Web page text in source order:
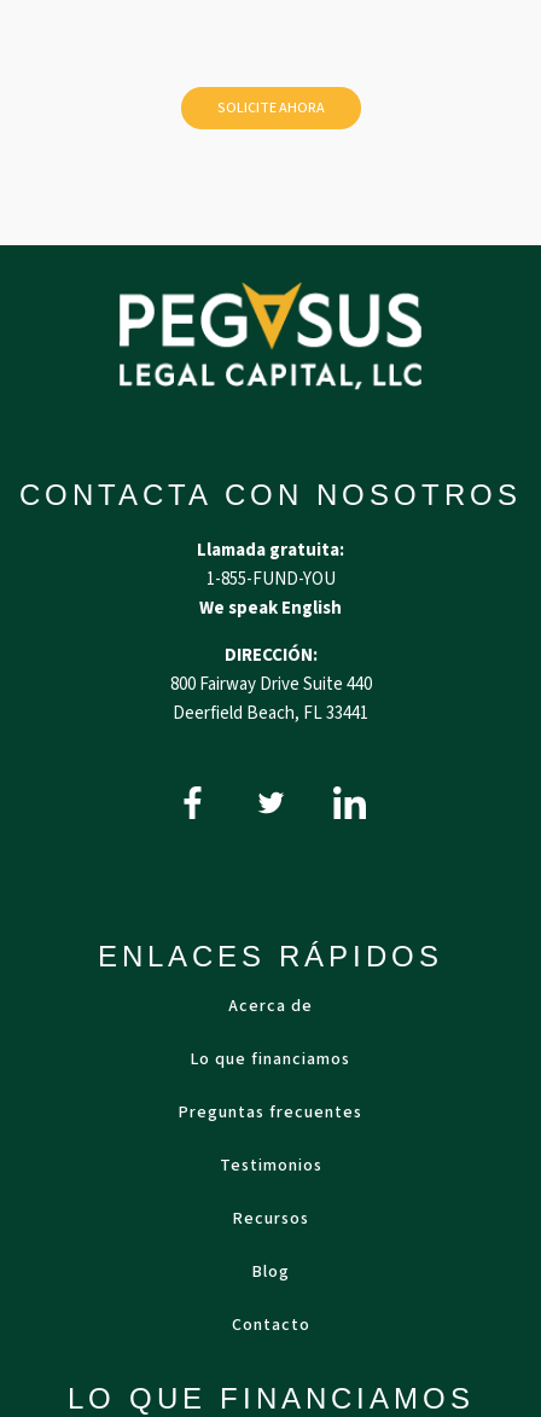
CONTACTA CON NOSOTROS
Llamada gratuita:
1-855-FUND-YOU
We speak English
DIRECCIÓN:
800 Fairway Drive Suite 440
Deerfield Beach, FL 33441
ENLACES RÁPIDOS
Acerca de
Lo que financiamos
Preguntas frecuentes
Testimonios
Recursos
Blog
Contacto
LO QUE FINANCIAMOS